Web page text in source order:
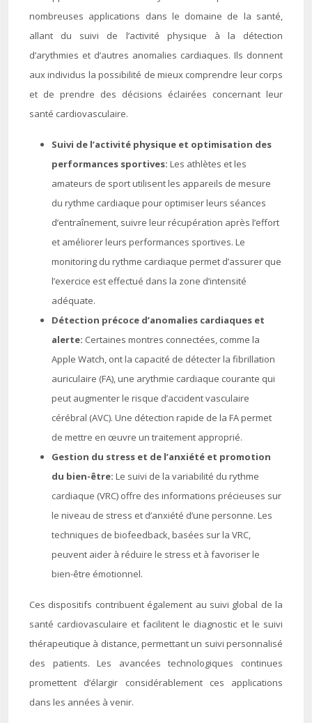
nombreuses applications dans le domaine de la santé,
allant du suivi de l’activité physique à la détection
d’arythmies et d’autres anomalies cardiaques. Ils donnent
aux individus la possibilité de mieux comprendre leur corps
et de prendre des décisions éclairées concernant leur
santé cardiovasculaire.
Suivi de l’activité physique et optimisation des
performances sportives: Les athlètes et les
amateurs de sport utilisent les appareils de mesure
du rythme cardiaque pour optimiser leurs séances
d’entraînement, suivre leur récupération après l’effort
et améliorer leurs performances sportives. Le
monitoring du rythme cardiaque permet d’assurer que
l’exercice est effectué dans la zone d’intensité
adéquate.
Détection précoce d’anomalies cardiaques et
alerte: Certaines montres connectées, comme la
Apple Watch, ont la capacité de détecter la fibrillation
auriculaire (FA), une arythmie cardiaque courante qui
peut augmenter le risque d’accident vasculaire
cérébral (AVC). Une détection rapide de la FA permet
de mettre en œuvre un traitement approprié.
Gestion du stress et de l’anxiété et promotion
du bien-être: Le suivi de la variabilité du rythme
cardiaque (VRC) offre des informations précieuses sur
le niveau de stress et d’anxiété d’une personne. Les
techniques de biofeedback, basées sur la VRC,
peuvent aider à réduire le stress et à favoriser le
bien-être émotionnel.
Ces dispositifs contribuent également au suivi global de la
santé cardiovasculaire et facilitent le diagnostic et le suivi
thérapeutique à distance, permettant un suivi personnalisé
des patients. Les avancées technologiques continues
promettent d’élargir considérablement ces applications
dans les années à venir.